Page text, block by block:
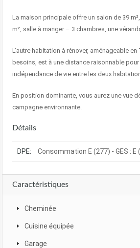
La maison principale offre un salon de 39
m², salle à manger – 3 chambres, une
L’autre habitation à rénover, aménageable
besoins, est à une distance raisonnable
indépendance de vie entre les deux
En position dominante, vous aurez une vue
campagne environnante.
Détails
DPE: Consommation E (277) - GES : E
Caractéristiques
Cheminée
Cuisine équipée
Garage